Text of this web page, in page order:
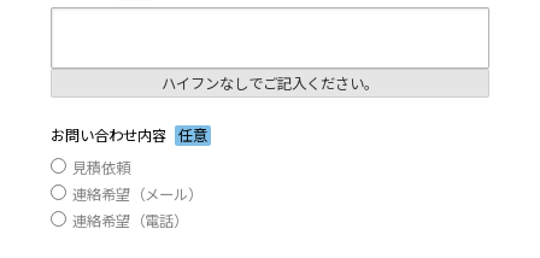
ハイフンなしでご記入ください。
お問い合わせ内容 任意
見積依頼
連絡希望（メール）
連絡希望（電話）